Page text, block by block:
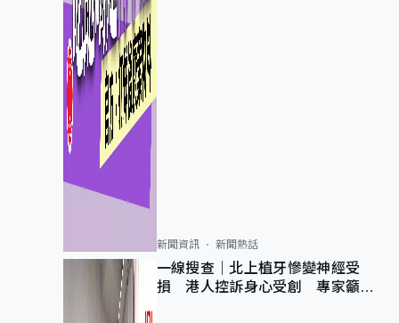
新聞資訊 新聞熱話
一線搜查｜北上植牙慘變神經受
損 港人控訴身心受創 專家籲理